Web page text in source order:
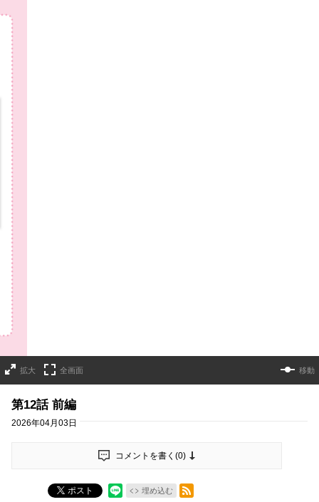
拡大 全画面 移動
第12話 前編
2026年04月03日
コメントを書く(0)
ポスト 埋め込む
RSSフィード